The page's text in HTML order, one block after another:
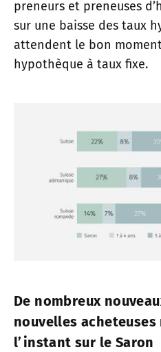
preneurs et preneuses
sur une baisse des taux
attendent le bon
hypothèque à taux fixe.
De nombreux
nouvelles
l’instant sur le Saron